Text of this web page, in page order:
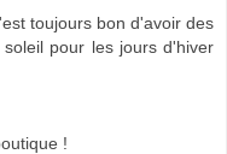
toujours bon d'avoir des
pour les jours d'hiver
!